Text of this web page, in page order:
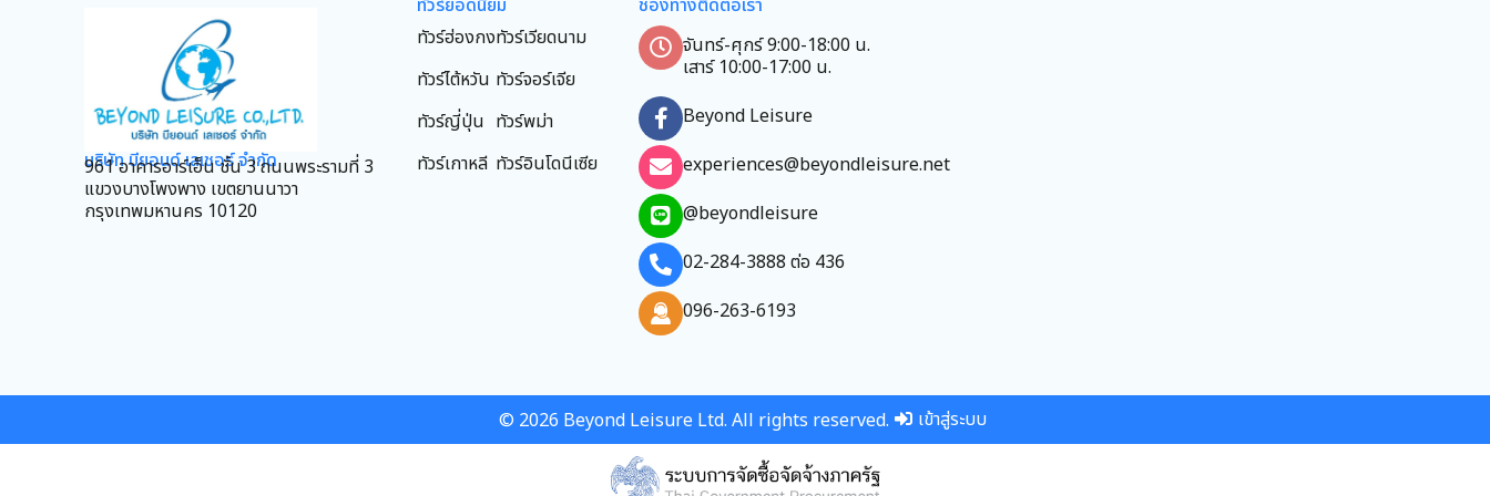
บริษัท บียอนด์ เลเชอร์ จำกัด
961 อาคารอาร์เอ็น ชั้น 3 ถนนพระรามที่ 3
แขวงบางโพงพาง เขตยานนาวา
กรุงเทพมหานคร 10120
ทัวร์ยอดนิยม
ทัวร์ฮ่องกง
ทัวร์ไต้หวัน
ทัวร์ญี่ปุ่น
ทัวร์เกาหลี
ทัวร์เวียดนาม
ทัวร์จอร์เจีย
ทัวร์พม่า
ทัวร์อินโดนีเซีย
ช่องทางติดต่อเรา
จันทร์-ศุกร์ 9:00-18:00 น.
เสาร์ 10:00-17:00 น.
Beyond Leisure
experiences@beyondleisure.net
@beyondleisure
02-284-3888 ต่อ 436
096-263-6193
© 2026 Beyond Leisure Ltd. All rights reserved. เข้าสู่ระบบ